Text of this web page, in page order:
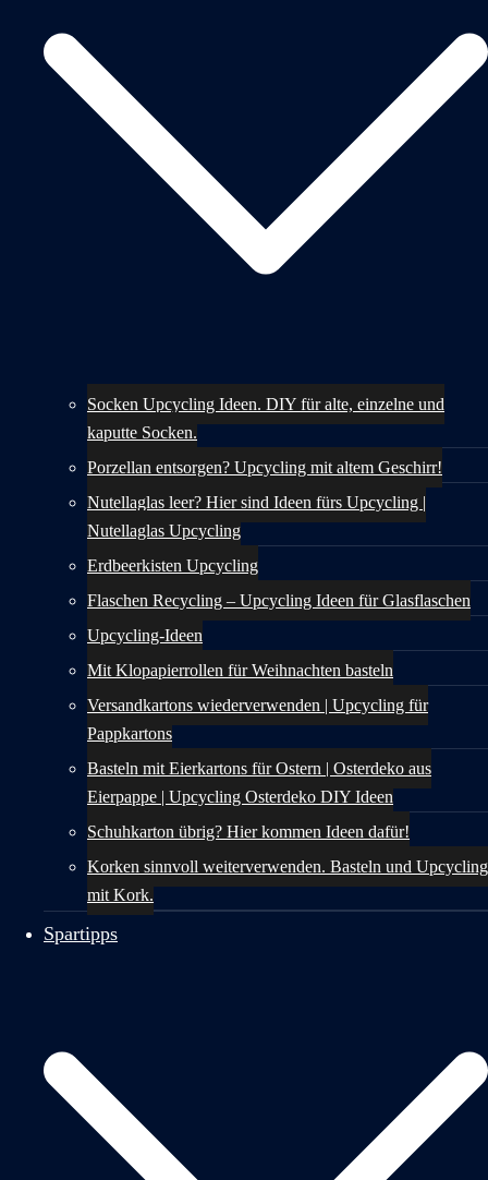
Socken Upcycling Ideen. DIY für alte, einzelne und
kaputte Socken.
Porzellan entsorgen? Upcycling mit altem Geschirr!
Nutellaglas leer? Hier sind Ideen fürs Upcycling |
Nutellaglas Upcycling
Erdbeerkisten Upcycling
Flaschen Recycling – Upcycling Ideen für Glasflaschen
Upcycling-Ideen
Mit Klopapierrollen für Weihnachten basteln
Versandkartons wiederverwenden | Upcycling für
Pappkartons
Basteln mit Eierkartons für Ostern | Osterdeko aus
Eierpappe | Upcycling Osterdeko DIY Ideen
Schuhkarton übrig? Hier kommen Ideen dafür!
Korken sinnvoll weiterverwenden. Basteln und Upcycling
mit Kork.
Spartipps